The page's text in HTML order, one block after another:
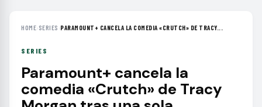
HOME› SERIES ›PARAMOUNT+ CANCELA LA COMEDIA «CRUTCH» DE TRACY...
SERIES
Paramount+ cancela la
comedia «Crutch» de Tracy